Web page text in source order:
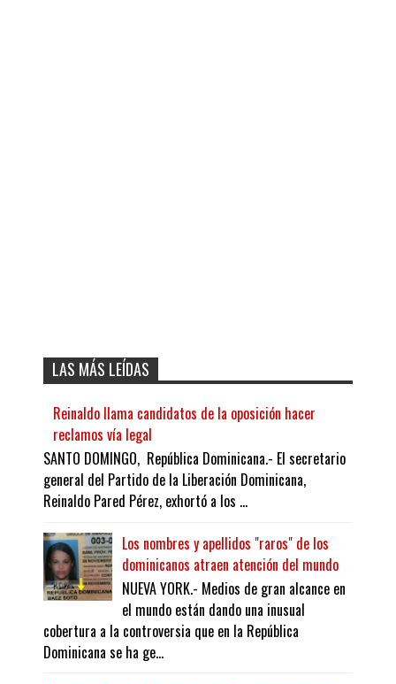
LAS MÁS LEÍDAS
Reinaldo llama candidatos de la oposición hacer
reclamos vía legal
SANTO DOMINGO, República Dominicana.- El secretario
general del Partido de la Liberación Dominicana,
Reinaldo Pared Pérez, exhortó a los ...
Los nombres y apellidos "raros" de los
dominicanos atraen atención del mundo
NUEVA YORK.- Medios de gran alcance en
el mundo están dando una inusual
cobertura a la controversia que en la República
Dominicana se ha ge...